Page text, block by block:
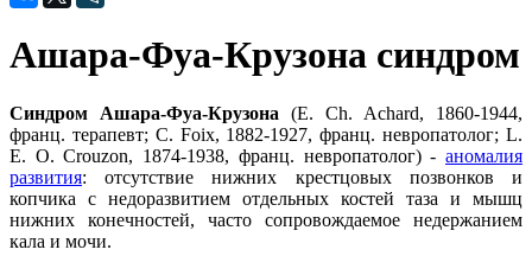
Ашара-Фуа-Крузона синдром
Синдром Ашара-Фуа-Крузона (Е. Ch. Achard, 1860-1944,
франц. терапевт; С. Foix, 1882-1927, франц. невропатолог; L.
Е. О. Crouzon, 1874-1938, франц. невропатолог) - аномалия
развития: отсутствие нижних крестцовых позвонков и
копчика с недоразвитием отдельных костей таза и мышц
нижних конечностей, часто сопровождаемое недержанием
кала и мочи.